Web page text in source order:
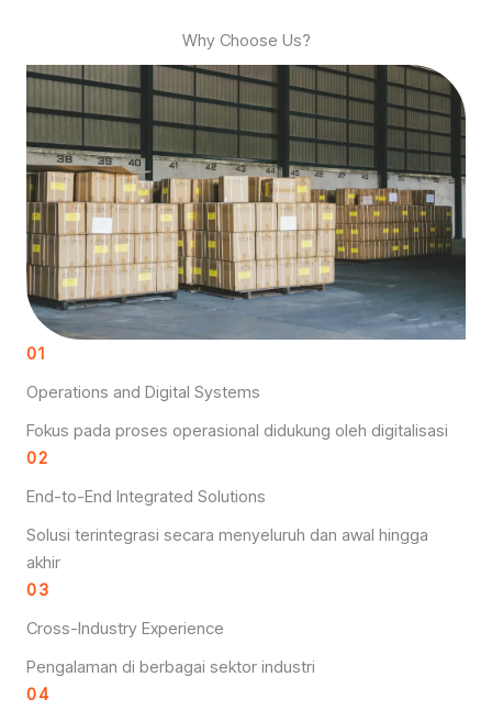
Why Choose Us?
01
Operations and Digital Systems
Fokus pada proses operasional didukung oleh digitalisasi
02
End-to-End Integrated Solutions
Solusi terintegrasi secara menyeluruh dan awal hingga
akhir
03
Cross-Industry Experience
Pengalaman di berbagai sektor industri
04